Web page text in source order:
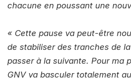
chacune en poussant une
« Cette pause va peut-être
de stabiliser des tranches de
passer à la suivante. Pour ma
GNV va basculer totalement